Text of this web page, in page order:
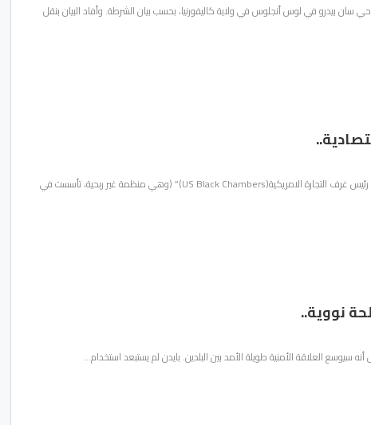
بيدرو في لوس أنجلوس في ولاية كاليفورنيا، بحسب بيان الشرطة. وأفاد البيان بنقل
بعد إختيار مدينة أكادير ضيف شرف يوم المغرب بواشنطن سنة 2023 سيقوم وفد أمريكي يرأسه السيد رون بوسبي رئيس غرف التجارة الامريكية(US Black Chambers)” (وهي منظمة غير ربحية، تأسست في
نووية..
سيوسع العلاقة الأمنية طويلة الأمد بين البلدين. بايدن لم يستبعد استخدام…